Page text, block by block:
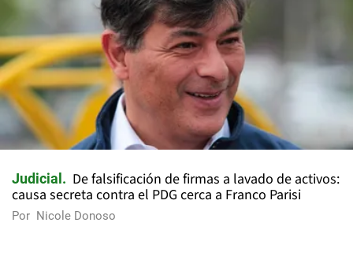
Judicial
De falsificación de firmas a lavado de activos:
causa secreta contra el PDG cerca a Franco Parisi
Por Nicole Donoso